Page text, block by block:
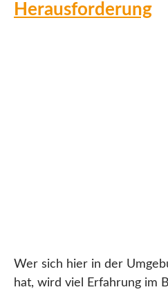
Herausforderung
Wer sich hier in der
hat, wird viel Erfahrung im